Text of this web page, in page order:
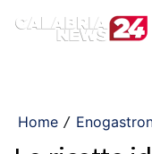
Home /